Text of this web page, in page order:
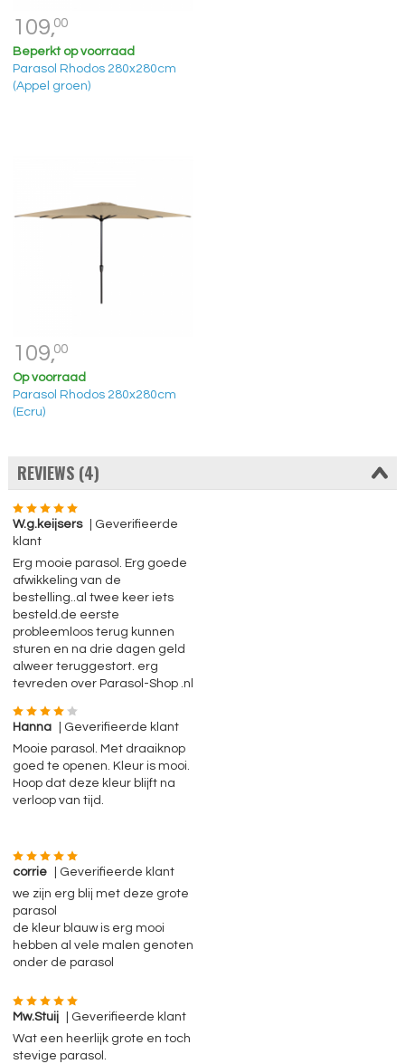
109,00
Beperkt op voorraad
Parasol Rhodos 280x280cm
(Appel groen)
109,00
Op voorraad
Parasol Rhodos 280x280cm
(Ecru)
REVIEWS (4)
W.g.keijsers
| Geverifieerde
klant
Erg mooie parasol. Erg goede
afwikkeling van de
bestelling..al twee keer iets
besteld.de eerste
probleemloos terug kunnen
sturen en na drie dagen geld
alweer teruggestort. erg
tevreden over Parasol-Shop .nl
Hanna
| Geverifieerde klant
Mooie parasol. Met draaiknop
goed te openen. Kleur is mooi.
Hoop dat deze kleur blijft na
verloop van tijd.
corrie
| Geverifieerde klant
we zijn erg blij met deze grote
parasol
de kleur blauw is erg mooi
hebben al vele malen genoten
onder de parasol
Mw.Stuij
| Geverifieerde klant
Wat een heerlijk grote en toch
stevige parasol.